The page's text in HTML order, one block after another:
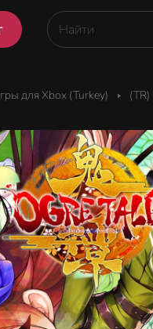
для Xbox (Turkey)